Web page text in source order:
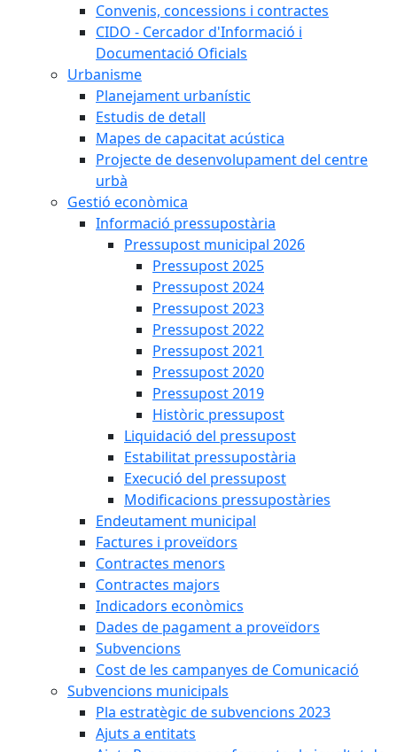
Convenis, concessions i contractes
CIDO - Cercador d'Informació i
Documentació Oficials
Urbanisme
Planejament urbanístic
Estudis de detall
Mapes de capacitat acústica
Projecte de desenvolupament del centre
urbà
Gestió econòmica
Informació pressupostària
Pressupost municipal 2026
Pressupost 2025
Pressupost 2024
Pressupost 2023
Pressupost 2022
Pressupost 2021
Pressupost 2020
Pressupost 2019
Històric pressupost
Liquidació del pressupost
Estabilitat pressupostària
Execució del pressupost
Modificacions pressupostàries
Endeutament municipal
Factures i proveïdors
Contractes menors
Contractes majors
Indicadors econòmics
Dades de pagament a proveïdors
Subvencions
Cost de les campanyes de Comunicació
Subvencions municipals
Pla estratègic de subvencions 2023
Ajuts a entitats